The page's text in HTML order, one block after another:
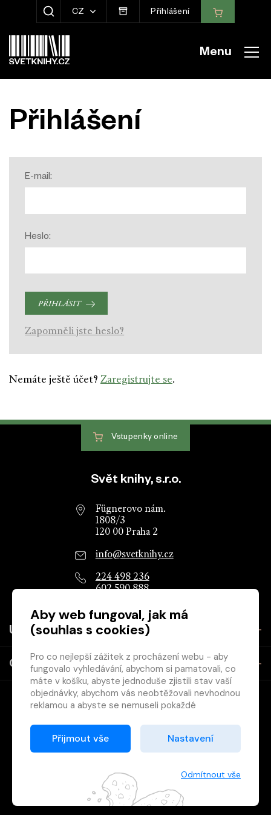
ZOBRAZIT HLEDÁNÍ
CZ Přihlášení
Menu
Přihlášení
E-mail:
Heslo:
PŘIHLÁSIT
Zapomněli jste heslo?
Nemáte ještě účet? Zaregistrujte se.
Patička webu
Vstupenky online
Svět knihy, s.r.o.
Fügnerovo nám.
1808/3
120 00 Praha 2
info@svetknihy.cz
224 498 236
602 590 888
Užitečné
O společnosti
knihkupců a nakladatelů.
VytištěnoGrand IT s.r.o.
Aby web fungoval, jak má
(souhlas s cookies)
Pro co nejlepší zážitek z procházení webu - aby
fungovalo vyhledávání, abychom si pamatovali, co
máte v košíku, abyste jednoduše zjistili stav vaší
objednávky, abychom vás neobtěžovali nevhodnou
reklamou a abyste se nemuseli pokaždé
Proto od vás potřebujeme souhlas se
zpracováním souborů cookies
Děkujeme, že nám ho dáte a pomůžete nám tak
Přijmout vše Nastavení
Odmítnout vše